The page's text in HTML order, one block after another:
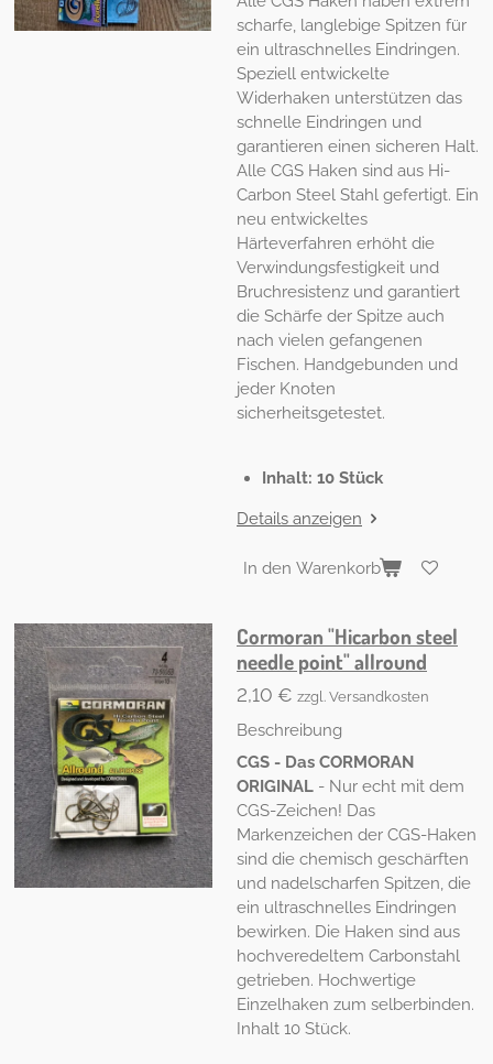
scharfe, langlebige Spitzen für
ein ultraschnelles Eindringen.
Speziell entwickelte
Widerhaken unterstützen das
schnelle Eindringen und
garantieren einen sicheren Halt.
Alle CGS Haken sind aus Hi-
Carbon Steel Stahl gefertigt. Ein
neu entwickeltes
Härteverfahren erhöht die
Verwindungsfestigkeit und
Bruchresistenz und garantiert
die Schärfe der Spitze auch
nach vielen gefangenen
Fischen. Handgebunden und
jeder Knoten
sicherheitsgetestet.
Inhalt: 10 Stück
Details anzeigen
In den Warenkorb
Cormoran "Hicarbon steel
needle point" allround
2,10 € zzgl. Versandkosten
Beschreibung
CGS - Das CORMORAN
ORIGINAL - Nur echt mit dem
CGS-Zeichen! Das
Markenzeichen der CGS-Haken
sind die chemisch geschärften
und nadelscharfen Spitzen, die
ein ultraschnelles Eindringen
bewirken. Die Haken sind aus
hochveredeltem Carbonstahl
getrieben. Hochwertige
Einzelhaken zum selberbinden.
Inhalt 10 Stück.